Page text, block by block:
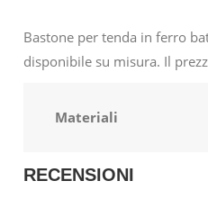
Bastone per tenda in ferro
disponibile su misura. Il
Materiali
RECENSIONI